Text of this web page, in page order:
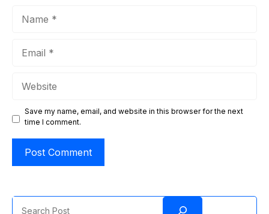
Save my name, email, and website in this browser for the next
time I comment.